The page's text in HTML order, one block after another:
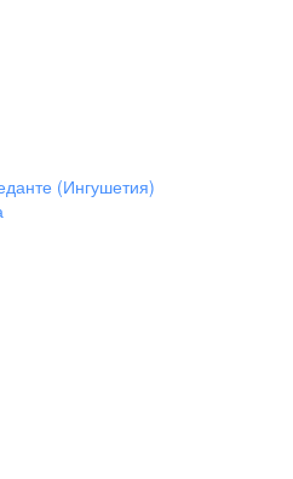
(Ингушетия)